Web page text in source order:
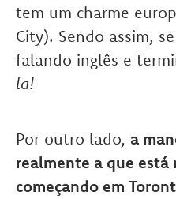
tem um charme
City). Sendo assim,
falando inglês e
la!
Por outro lado, a
realmente a que está
começando em